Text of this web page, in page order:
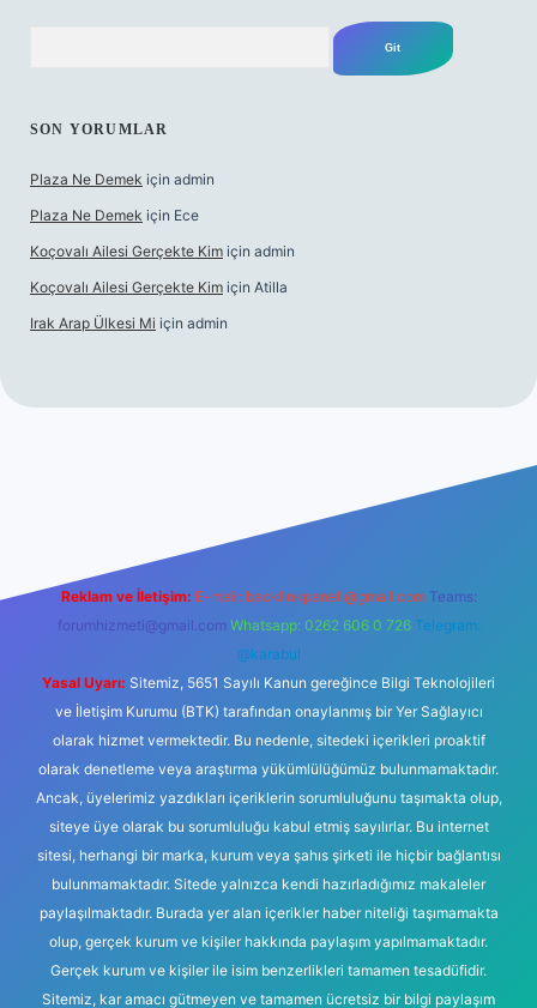
SON YORUMLAR
Plaza Ne Demek için admin
Plaza Ne Demek için Ece
Koçovalı Ailesi Gerçekte Kim için admin
Koçovalı Ailesi Gerçekte Kim için Atilla
Irak Arap Ülkesi Mi için admin
Reklam ve İletişim: E-mail: backlinkpaneli@gmail.com Teams:
forumhizmeti@gmail.com Whatsapp: 0262 606 0 726 Telegram:
@karabul
Yasal Uyarı: Sitemiz, 5651 Sayılı Kanun gereğince Bilgi Teknolojileri
ve İletişim Kurumu (BTK) tarafından onaylanmış bir Yer Sağlayıcı
olarak hizmet vermektedir. Bu nedenle, sitedeki içerikleri proaktif
olarak denetleme veya araştırma yükümlülüğümüz bulunmamaktadır.
Ancak, üyelerimiz yazdıkları içeriklerin sorumluluğunu taşımakta olup,
siteye üye olarak bu sorumluluğu kabul etmiş sayılırlar. Bu internet
sitesi, herhangi bir marka, kurum veya şahıs şirketi ile hiçbir bağlantısı
bulunmamaktadır. Sitede yalnızca kendi hazırladığımız makaleler
paylaşılmaktadır. Burada yer alan içerikler haber niteliği taşımamakta
olup, gerçek kurum ve kişiler hakkında paylaşım yapılmamaktadır.
Gerçek kurum ve kişiler ile isim benzerlikleri tamamen tesadüfidir.
Sitemiz, kar amacı gütmeyen ve tamamen ücretsiz bir bilgi paylaşım